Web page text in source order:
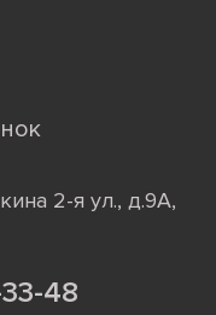
2-я ул., д.9А,
48